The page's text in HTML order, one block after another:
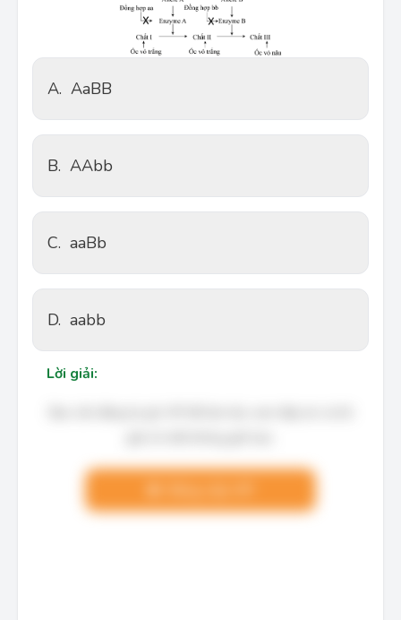
A. AaBB
B. AAbb
C. aaBb
D. aabb
Lời giải: